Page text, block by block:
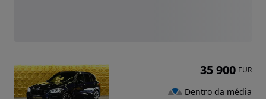
35 900 EUR
Dentro da média